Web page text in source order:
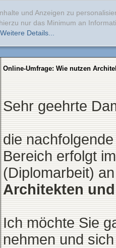
und Anzeigen zu
nur das Minimum an
Weitere Details...
Online-Umfrage: Wie nutzen
Sehr geehrte
die
Bereich erfolgt
(Diplomarbeit)
Architekten
Ich möchte Sie
nehmen und